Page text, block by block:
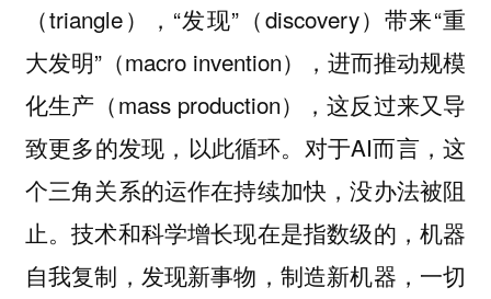
（triangle），“发现”（discovery）带来“重
大发明”（macro invention），进而推动规模
化生产（mass production），这反过来又导
致更多的发现，以此循环。对于AI而言，这
个三角关系的运作在持续加快，没办法被阻
止。技术和科学增长现在是指数级的，机器
自我复制，发现新事物，制造新机器，一切